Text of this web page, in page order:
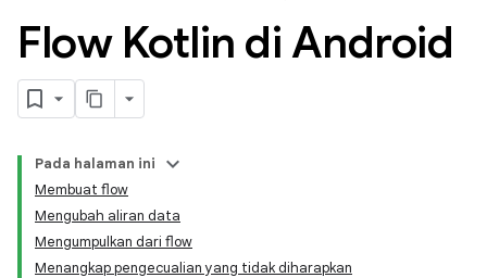
Flow Kotlin di Android
Pada halaman ini
Membuat flow
Mengubah aliran data
Mengumpulkan dari flow
Menangkap pengecualian yang tidak diharapkan